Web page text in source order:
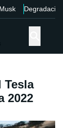
Degradación
Tesla
2022